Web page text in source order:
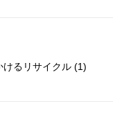
るリサイクル (1)